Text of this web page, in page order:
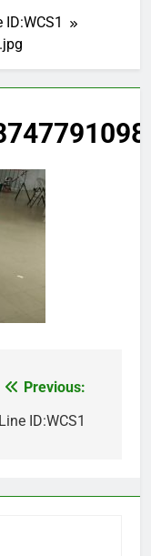
Previous:
ID:WCS1